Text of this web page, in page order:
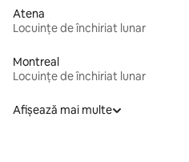
Atena
Locuințe de închiriat lunar
Montreal
Locuințe de închiriat lunar
Afișează mai multe